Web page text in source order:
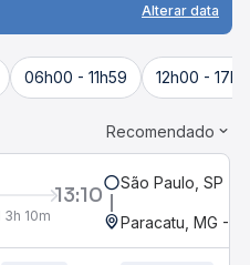
Alterar data
06h00 - 11h59 12h00 -
Recomendado
13:10
3h 10m
São Paulo, SP -
Paracatu, MG -